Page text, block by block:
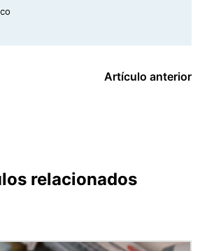
Artículo anterior
relacionados